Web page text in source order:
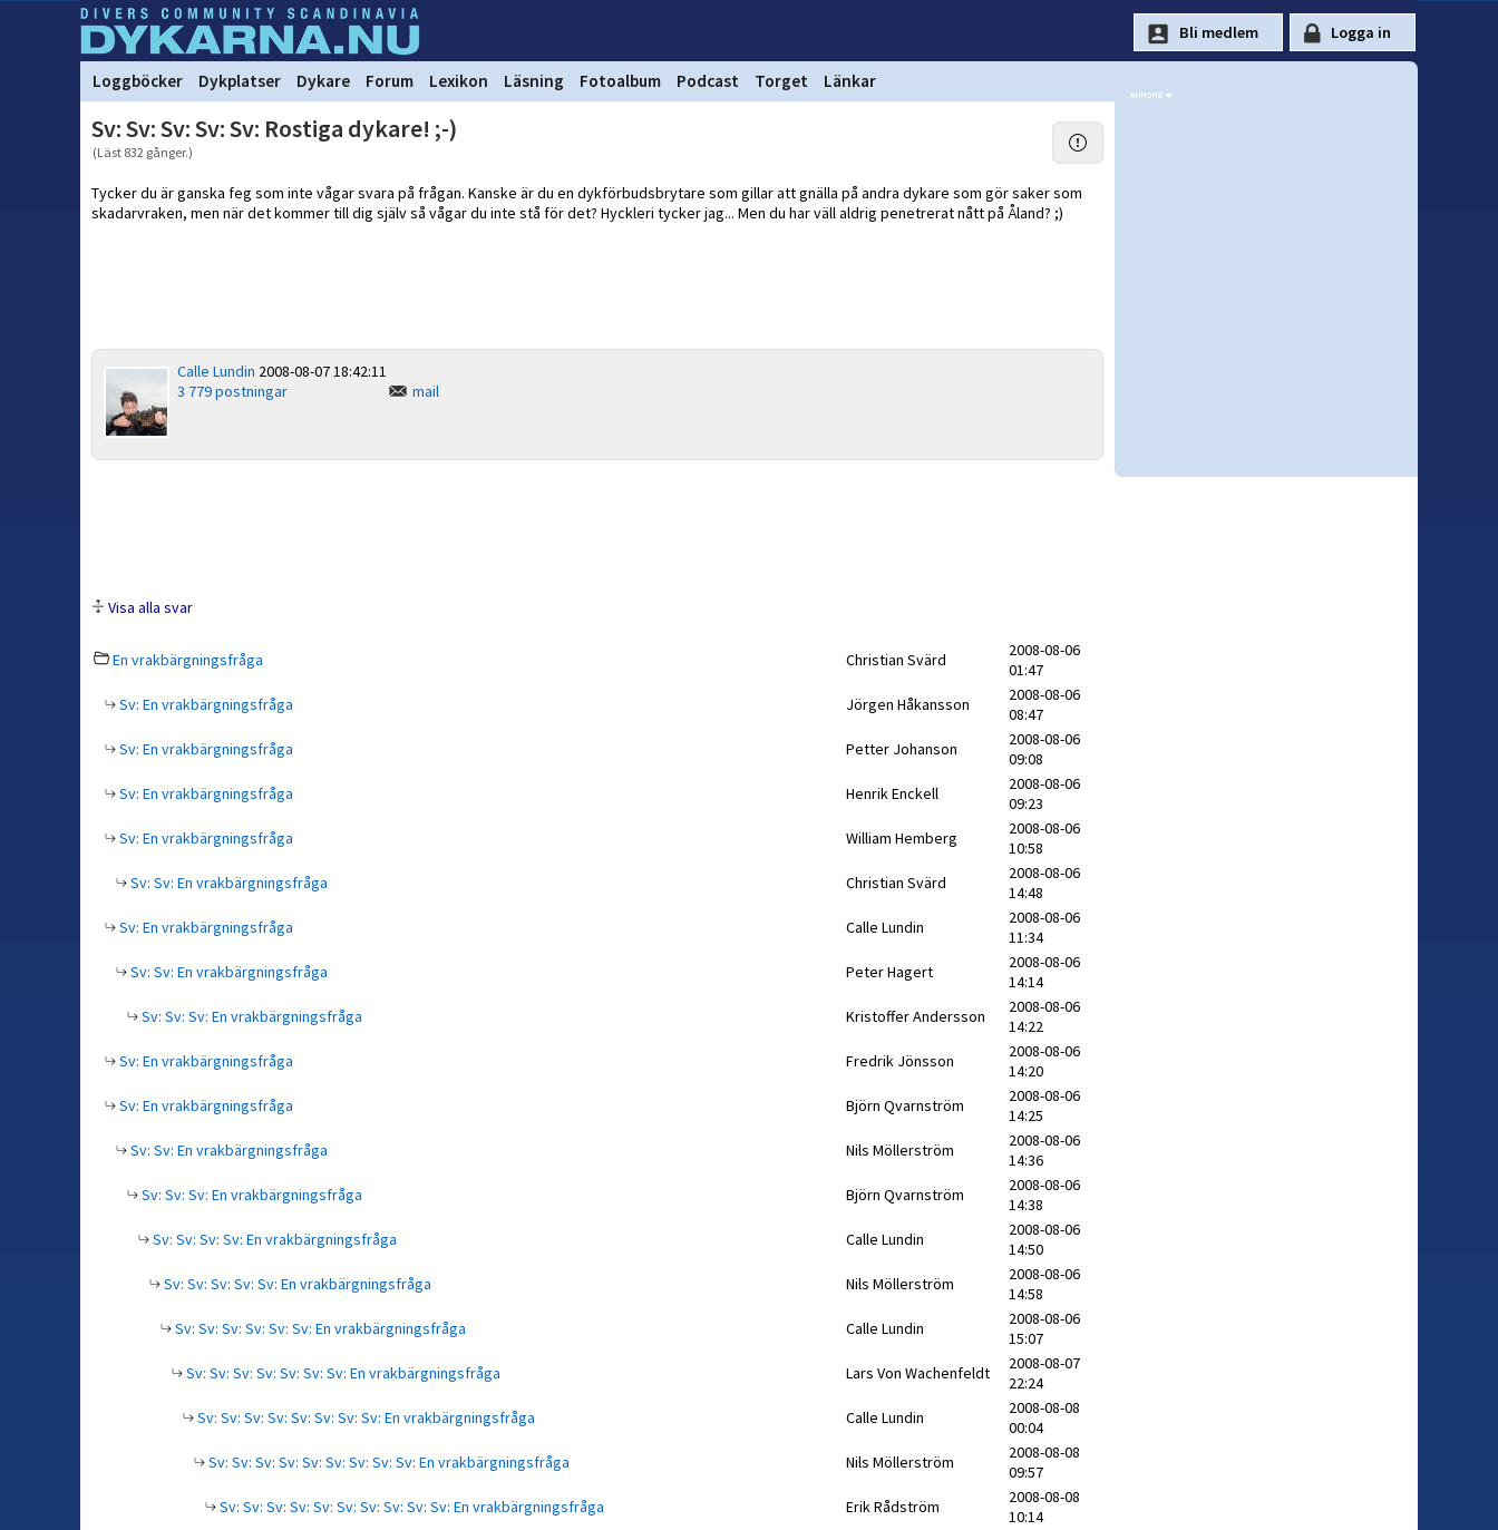
Loggböcker Dykplatser Dykare Forum Lexikon Läsning Fotoalbum Podcast Torget Länkar
Sv: Sv: Sv: Sv: Sv: Rostiga dykare! ;-)
(Läst 832 gånger.)
Tycker du är ganska feg som inte vågar svara på frågan. Kanske är du en dykförbudsbrytare som gillar att gnälla på andra dykare som gör saker som
skadarvraken, men när det kommer till dig själv så vågar du inte stå för det? Hyckleri tycker jag... Men du har väll aldrig penetrerat nått på Åland? ;)
Calle Lundin 2008-08-07 18:42:11
3 779 postningar
mail
Visa alla svar
En vrakbärgningsfråga Christian Svärd
2008-08-06
01:47
Sv: En vrakbärgningsfråga
Jörgen Håkansson
2008-08-06
08:47
Sv: En vrakbärgningsfråga
Petter Johanson
2008-08-06
09:08
Sv: En vrakbärgningsfråga
Henrik Enckell
2008-08-06
09:23
Sv: En vrakbärgningsfråga
William Hemberg
2008-08-06
10:58
Sv: Sv: En vrakbärgningsfråga
Christian Svärd
2008-08-06
14:48
Sv: En vrakbärgningsfråga
Calle Lundin
2008-08-06
11:34
Sv: Sv: En vrakbärgningsfråga
Peter Hagert
2008-08-06
14:14
Sv: Sv: Sv: En vrakbärgningsfråga
Kristoffer Andersson
2008-08-06
14:22
Sv: En vrakbärgningsfråga
Fredrik Jönsson
2008-08-06
14:20
Sv: En vrakbärgningsfråga
Björn Qvarnström
2008-08-06
14:25
Sv: Sv: En vrakbärgningsfråga
Nils Möllerström
2008-08-06
14:36
Sv: Sv: Sv: En vrakbärgningsfråga
Björn Qvarnström
2008-08-06
14:38
Sv: Sv: Sv: Sv: En vrakbärgningsfråga
Calle Lundin
2008-08-06
14:50
Sv: Sv: Sv: Sv: Sv: En vrakbärgningsfråga
Nils Möllerström
2008-08-06
14:58
Sv: Sv: Sv: Sv: Sv: Sv: En vrakbärgningsfråga
Calle Lundin
2008-08-06
15:07
Sv: Sv: Sv: Sv: Sv: Sv: Sv: En vrakbärgningsfråga
Lars Von Wachenfeldt
2008-08-07
22:24
Sv: Sv: Sv: Sv: Sv: Sv: Sv: Sv: En vrakbärgningsfråga
Calle Lundin
2008-08-08
00:04
Sv: Sv: Sv: Sv: Sv: Sv: Sv: Sv: Sv: En vrakbärgningsfråga
Nils Möllerström
2008-08-08
09:57
Sv: Sv: Sv: Sv: Sv: Sv: Sv: Sv: Sv: Sv: En vrakbärgningsfråga
Erik Rådström
2008-08-08
10:14